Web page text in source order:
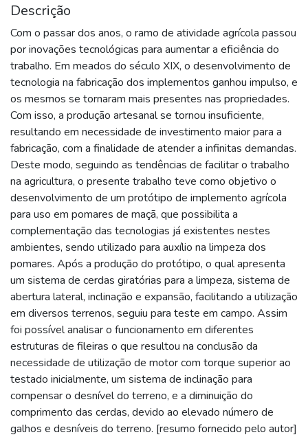
Descrição
Com o passar dos anos, o ramo de atividade agrícola passou
por inovações tecnológicas para aumentar a eficiência do
trabalho. Em meados do século XIX, o desenvolvimento de
tecnologia na fabricação dos implementos ganhou impulso, e
os mesmos se tornaram mais presentes nas propriedades.
Com isso, a produção artesanal se tornou insuficiente,
resultando em necessidade de investimento maior para a
fabricação, com a finalidade de atender a infinitas demandas.
Deste modo, seguindo as tendências de facilitar o trabalho
na agricultura, o presente trabalho teve como objetivo o
desenvolvimento de um protótipo de implemento agrícola
para uso em pomares de maçã, que possibilita a
complementação das tecnologias já existentes nestes
ambientes, sendo utilizado para auxílio na limpeza dos
pomares. Após a produção do protótipo, o qual apresenta
um sistema de cerdas giratórias para a limpeza, sistema de
abertura lateral, inclinação e expansão, facilitando a utilização
em diversos terrenos, seguiu para teste em campo. Assim
foi possível analisar o funcionamento em diferentes
estruturas de fileiras o que resultou na conclusão da
necessidade de utilização de motor com torque superior ao
testado inicialmente, um sistema de inclinação para
compensar o desnível do terreno, e a diminuição do
comprimento das cerdas, devido ao elevado número de
galhos e desníveis do terreno. [resumo fornecido pelo autor]